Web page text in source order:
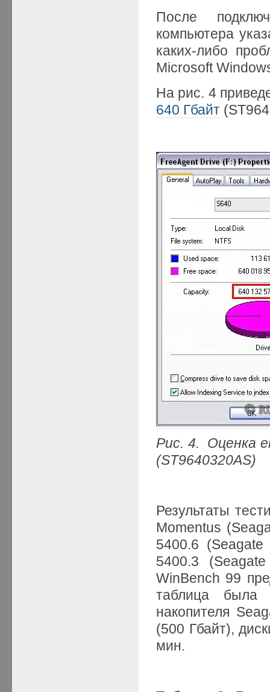
После
компьютера
каких-либо
Microsoft
На рис. 4
640 Гбайт
Рис. 4. Оценка
(ST9640320AS)
Результаты
Momentus
5400.6
5400.3
WinBench 99
таблица была
накопителя
(500 Гбайт),
мин.